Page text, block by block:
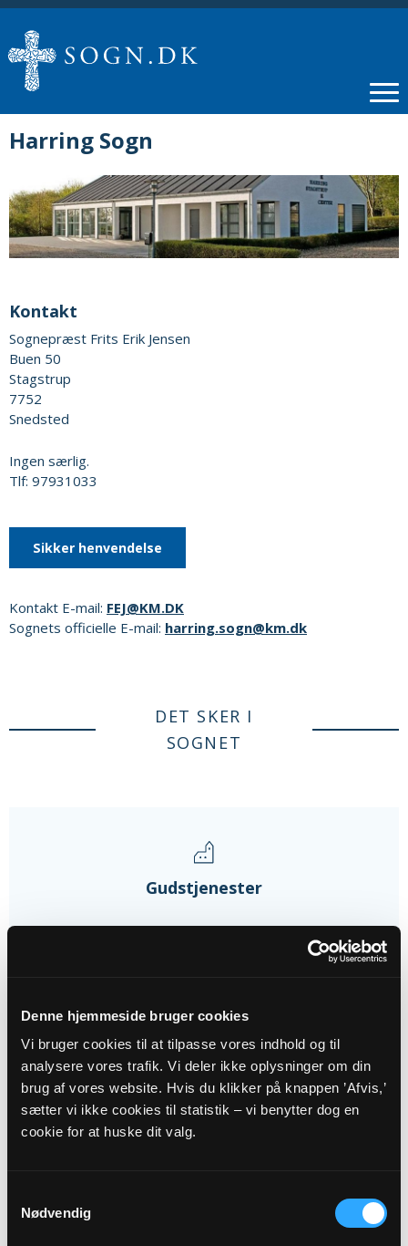
Denne hjemmeside bruger cookies
Vi bruger cookies til at tilpasse vores indhold og til
analysere vores trafik. Vi deler ikke oplysninger om din
brug af vores website. Hvis du klikker på knappen ’Afvis,’
sætter vi ikke cookies til statistik – vi benytter dog en
cookie for at huske dit valg.
Nødvendig
Harring Sogn
Kontakt
Sognepræst Frits Erik Jensen
Buen 50
Stagstrup
7752
Snedsted
Ingen særlig.
Tlf: 97931033
Sikker henvendelse
Kontakt E-mail: FEJ@KM.DK
Sognets officielle E-mail: harring.sogn@km.dk
DET SKER I
SOGNET
Gudstjenester
10. s. e. trin.
Harring Kirke, kl. 10:30
Frits Erik Jensen
23